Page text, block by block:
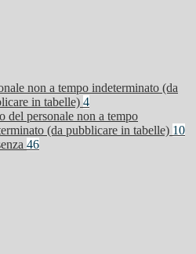
non a tempo indeterminato (da
in tabelle) 4
del personale non a tempo
(da pubblicare in tabelle) 10
46